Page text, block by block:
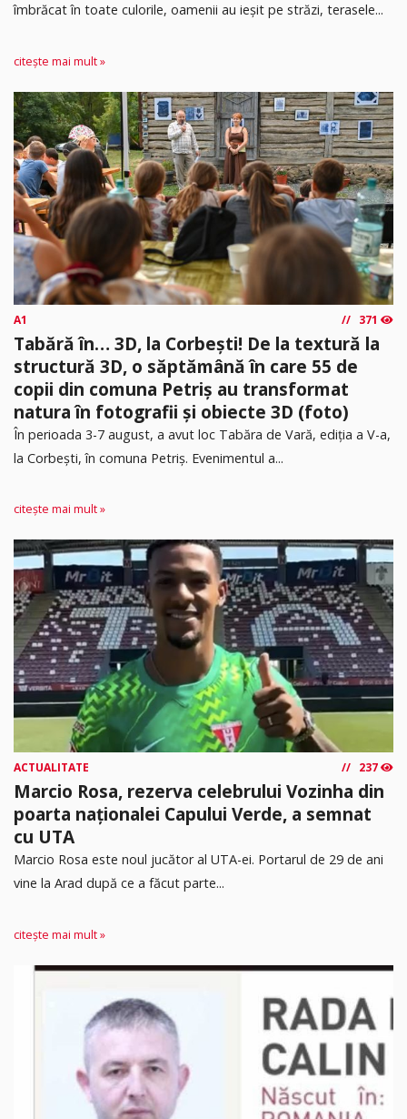
îmbrăcat în toate culorile, oamenii au ieșit pe străzi, terasele...
citește mai mult »
A1 371
Tabără în… 3D, la Corbești! De la textură la
structură 3D, o săptămână în care 55 de
copii din comuna Petriș au transformat
natura în fotografii și obiecte 3D (foto)
În perioada 3-7 august, a avut loc Tabăra de Vară, ediția a V-a,
la Corbești, în comuna Petriș. Evenimentul a...
citește mai mult »
ACTUALITATE 237
Marcio Rosa, rezerva celebrului Vozinha din
poarta naționalei Capului Verde, a semnat
cu UTA
Marcio Rosa este noul jucător al UTA-ei. Portarul de 29 de ani
vine la Arad după ce a făcut parte...
citește mai mult »